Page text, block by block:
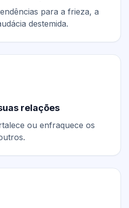
para a frieza, a
destemida.
relações
ou enfraquece os